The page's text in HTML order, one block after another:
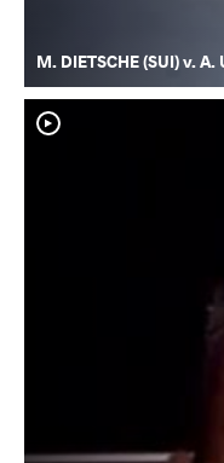
M. DIETSCHE (SUI) v.